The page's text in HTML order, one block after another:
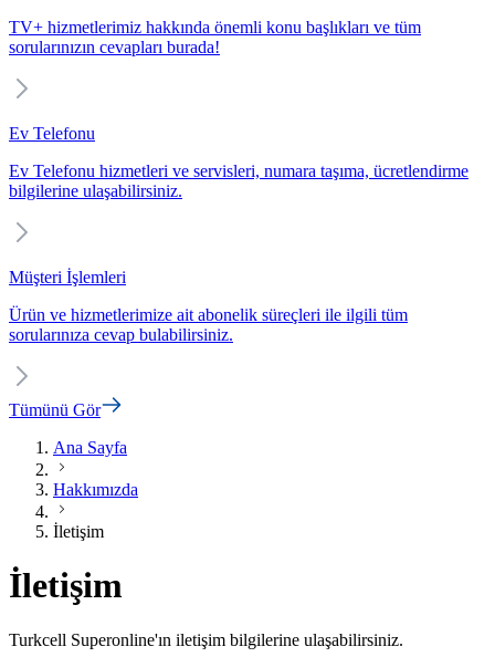
TV+ hizmetlerimiz hakkında önemli konu başlıkları ve tüm
sorularınızın cevapları burada!
Ev Telefonu
Ev Telefonu hizmetleri ve servisleri, numara taşıma, ücretlendirme
bilgilerine ulaşabilirsiniz.
Müşteri İşlemleri
Ürün ve hizmetlerimize ait abonelik süreçleri ile ilgili tüm
sorularınıza cevap bulabilirsiniz.
Tümünü Gör
Ana Sayfa
Hakkımızda
İletişim
İletişim
Turkcell Superonline'ın iletişim bilgilerine ulaşabilirsiniz.